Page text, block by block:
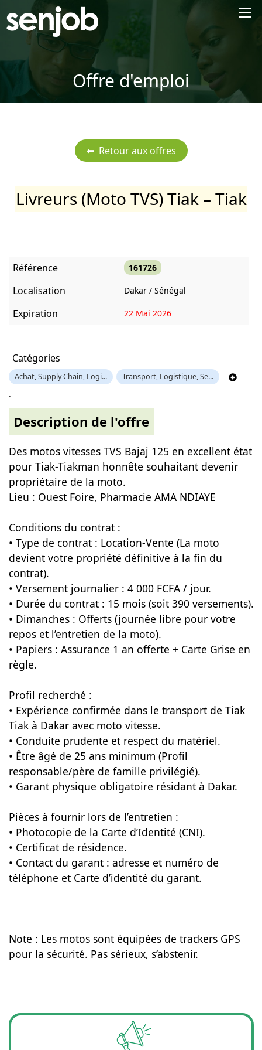
Offre d'emploi
Livreurs (Moto TVS) Tiak – Tiak
Référence 161726
Localisation Dakar / Sénégal
Expiration 22 Mai 2026
Catégories
Achat, Supply Chain, Logi... Transport, Logistique, Se...
.
Description de l'offre
Des motos vitesses TVS Bajaj 125 en excellent état
pour Tiak-Tiakman honnête souhaitant devenir
propriétaire de la moto.
Lieu : Ouest Foire, Pharmacie AMA NDIAYE
Conditions du contrat :
• Type de contrat : Location-Vente (La moto
devient votre propriété définitive à la fin du
contrat).
• Versement journalier : 4 000 FCFA / jour.
• Durée du contrat : 15 mois (soit 390 versements).
• Dimanches : Offerts (journée libre pour votre
repos et l’entretien de la moto).
• Papiers : Assurance 1 an offerte + Carte Grise en
règle.
Profil recherché :
• Expérience confirmée dans le transport de Tiak
Tiak à Dakar avec moto vitesse.
• Conduite prudente et respect du matériel.
• Être âgé de 25 ans minimum (Profil
responsable/père de famille privilégié).
• Garant physique obligatoire résidant à Dakar.
Pièces à fournir lors de l’entretien :
• Photocopie de la Carte d’Identité (CNI).
• Certificat de résidence.
• Contact du garant : adresse et numéro de
téléphone et Carte d’identité du garant.
Note : Les motos sont équipées de trackers GPS
pour la sécurité. Pas sérieux, s’abstenir.